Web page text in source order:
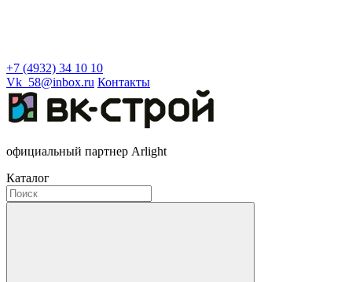
+7 (4932) 34 10 10
Vk_58@inbox.ru Контакты
официальный партнер Arlight
Каталог